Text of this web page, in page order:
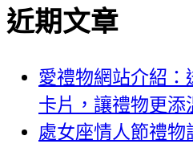
近期文章
愛禮物網站介紹
卡片，讓禮物更添
處女座情人節禮